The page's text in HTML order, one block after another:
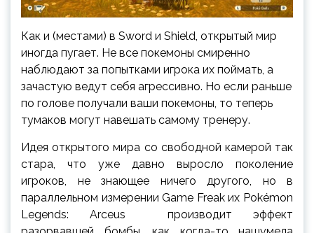
Как и (местами) в Sword и Shield, открытый мир
иногда пугает. Не все покемоны смиренно
наблюдают за попытками игрока их поймать, а
зачастую ведут себя агрессивно. Но если раньше
по голове получали ваши покемоны, то теперь
тумаков могут навешать самому тренеру.
Идея открытого мира со свободной камерой так
стара, что уже давно выросло поколение
игроков, не знающее ничего другого, но в
параллельном измерении Game Freak их Pokémon
Legends: Arceus производит эффект